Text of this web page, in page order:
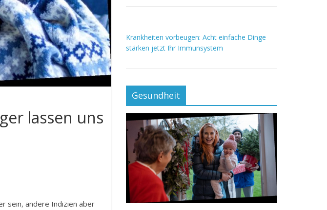
lassen uns
sein, andere Indizien aber
Krankheiten vorbeugen: Acht einfache Dinge
stärken jetzt Ihr Immunsystem
Gesundheit